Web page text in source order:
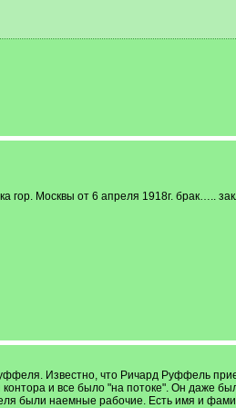
гор. Москвы от 6 апреля 1918г. брак…..
Известно, что Ричард Руффель
и все было "на потоке". Он даже
были наемные рабочие. Есть имя и